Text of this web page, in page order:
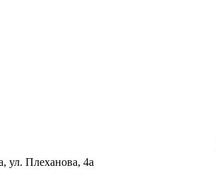
ул. Плеханова, 4а